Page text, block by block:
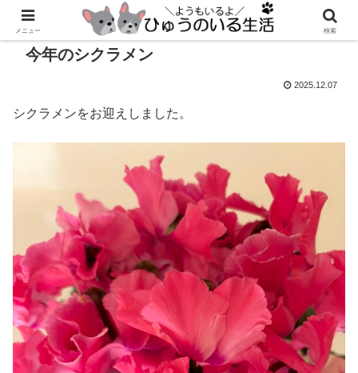
今年のシクラメン
2025.12.07
シクラメンをお迎えしました。
メニュー 検索